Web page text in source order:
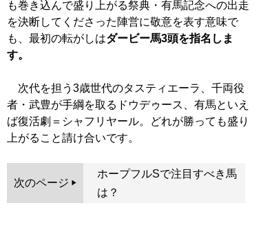
も巻き込んで盛り上がる祭典・有馬記念への出走
を決断してくださった陣営に敬意を表す意味で
も、最初の転がしはダービー馬3頭を指名しま
す。
次代を担う3歳世代のタスティエーラ、千両役
者・武豊が手綱を取るドウデゥース、有馬といえ
ば復活劇＝シャフリヤール。どれが勝っても盛り
上がること請け合いです。
次のページ
ホープフルSで注目すべき馬
は？